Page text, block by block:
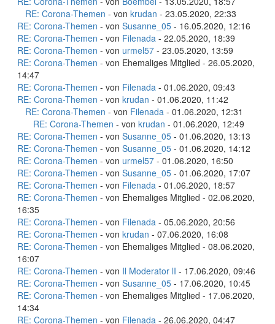
RE: Corona-Themen - von krudan - 23.05.2020, 22:33
RE: Corona-Themen - von Susanne_05 - 16.05.2020, 12:16
RE: Corona-Themen - von Filenada - 22.05.2020, 18:39
RE: Corona-Themen - von urmel57 - 23.05.2020, 13:59
RE: Corona-Themen - von Ehemaliges Mitglied - 26.05.2020,
14:47
RE: Corona-Themen - von Filenada - 01.06.2020, 09:43
RE: Corona-Themen - von krudan - 01.06.2020, 11:42
RE: Corona-Themen - von Filenada - 01.06.2020, 12:31
RE: Corona-Themen - von krudan - 01.06.2020, 12:49
RE: Corona-Themen - von Susanne_05 - 01.06.2020, 13:13
RE: Corona-Themen - von Susanne_05 - 01.06.2020, 14:12
RE: Corona-Themen - von urmel57 - 01.06.2020, 16:50
RE: Corona-Themen - von Susanne_05 - 01.06.2020, 17:07
RE: Corona-Themen - von Filenada - 01.06.2020, 18:57
RE: Corona-Themen - von Ehemaliges Mitglied - 02.06.2020,
16:35
RE: Corona-Themen - von Filenada - 05.06.2020, 20:56
RE: Corona-Themen - von krudan - 07.06.2020, 16:08
RE: Corona-Themen - von Ehemaliges Mitglied - 08.06.2020,
16:07
RE: Corona-Themen - von Il Moderator lI - 17.06.2020, 09:46
RE: Corona-Themen - von Susanne_05 - 17.06.2020, 10:45
RE: Corona-Themen - von Ehemaliges Mitglied - 17.06.2020,
14:34
RE: Corona-Themen - von Filenada - 26.06.2020, 04:47